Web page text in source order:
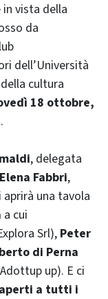
in vista della
da
dell’Università
cultura
18 ottobre,
.
, delegata
Elena Fabbri,
aprirà una tavola
a cui
Srl),Peter
di Perna
up). E ci
a tutti i